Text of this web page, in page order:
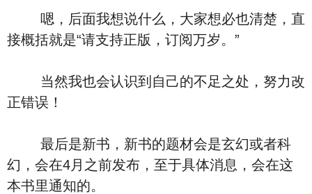
嗯，后面我想说什么，大家想必也清楚，直
接概括就是“请支持正版，订阅万岁。”
当然我也会认识到自己的不足之处，努力改
正错误！
最后是新书，新书的题材会是玄幻或者科
幻，会在4月之前发布，至于具体消息，会在这
本书里通知的。